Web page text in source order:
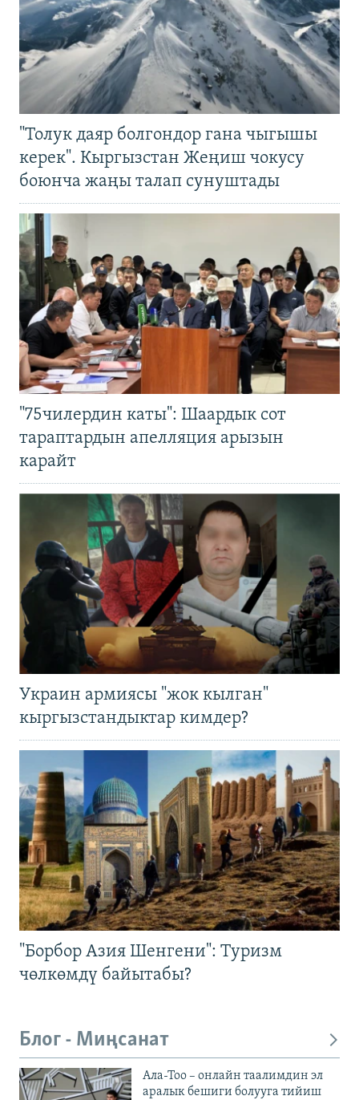
"Толук даяр болгондор гана чыгышы
керек". Кыргызстан Жеңиш чокусу
боюнча жаңы талап сунуштады
"75чилердин каты": Шаардык сот
тараптардын апелляция арызын
карайт
Украин армиясы "жок кылган"
кыргызстандыктар кимдер?
"Борбор Азия Шенгени": Туризм
чөлкөмдү байытабы?
Блог - Миңсанат
Ала-Тоо – онлайн таалимдин эл
аралык бешиги болууга тийиш